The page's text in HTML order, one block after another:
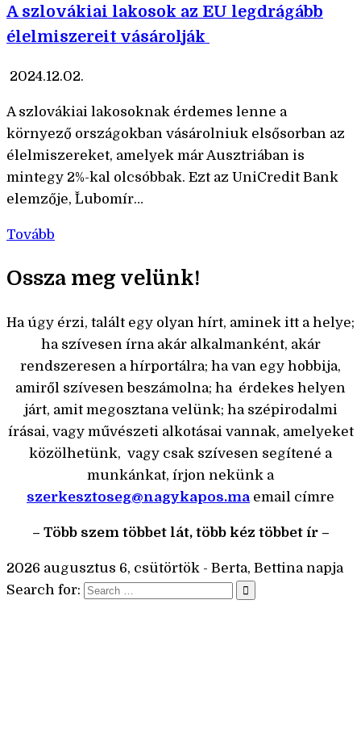
A szlovákiai lakosok az EU legdrágább
élelmiszereit vásárolják
2024.12.02.
A szlovákiai lakosoknak érdemes lenne a
környező országokban vásárolniuk elsősorban az
élelmiszereket, amelyek már Ausztriában is
mintegy 2%-kal olcsóbbak. Ezt az UniCredit Bank
elemzője, Ľubomír…
Tovább
Ossza meg velünk!
Ha úgy érzi, talált egy olyan hírt, aminek itt a helye;
ha szívesen írna akár alkalmanként, akár
rendszeresen a hírportálra; ha van egy hobbija,
amiről szívesen beszámolna; ha érdekes helyen
járt, amit megosztana velünk; ha szépirodalmi
írásai, vagy művészeti alkotásai vannak, amelyeket
közölhetünk, vagy csak szívesen segítené a
munkánkat, írjon nekünk a
szerkesztoseg@nagykapos.ma email címre
– Több szem többet lát, több kéz többet ír –
2026 augusztus 6, csütörtök - Berta, Bettina napja
Search for: